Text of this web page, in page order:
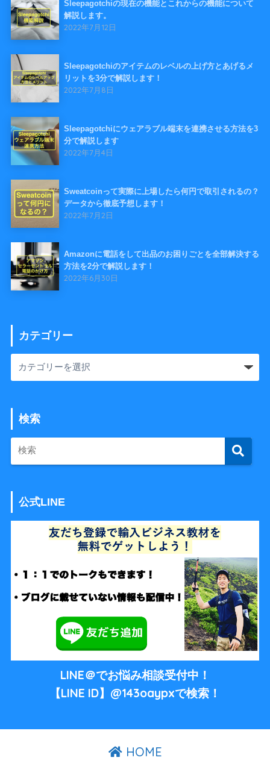
Sleepagotchiの現在の機能とこれからの機能について
解説します。
2022年7月12日
Sleepagotchiのアイテムのレベルの上げ方とあげるメ
リットを3分で解説します！
2022年7月8日
Sleepagotchiにウェアラブル端末を連携させる方法を3
分で解説します
2022年7月4日
Sweatcoinって実際に上場したら何円で取引されるの？
データから徹底予想します！
2022年7月2日
Amazonに電話をして出品のお困りごとを全部解決する
方法を2分で解説します！
2022年6月30日
カテゴリー
検索
公式LINE
LINE＠でお悩み相談受付中！
【LINE ID】@143oaypxで検索！
HOME